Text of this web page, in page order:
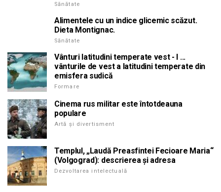
Sănătate
Alimentele cu un indice glicemic scăzut.
Dieta Montignac.
Sănătate
Vânturi latitudini temperate vest - l ...
vânturile de vest a latitudini temperate din
emisfera sudică
Formare
Cinema rus militar este întotdeauna
populare
Artă și divertisment
Templul, „Laudă Preasfintei Fecioare Maria“
(Volgograd): descrierea și adresa
Dezvoltarea intelectuală